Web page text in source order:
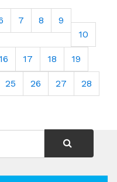
7 8
9
10
16 17 18 19
25 26 27 28